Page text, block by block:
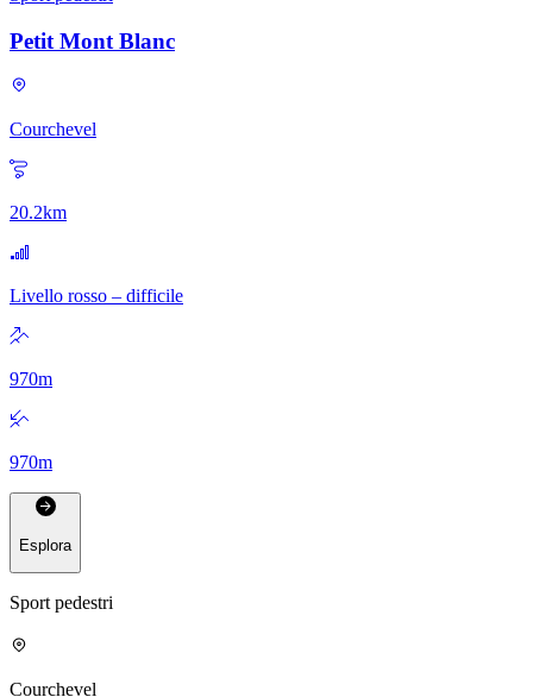
Petit Mont Blanc
Courchevel
20.2km
Livello rosso – difficile
970m
970m
Esplora
Sport pedestri
Courchevel